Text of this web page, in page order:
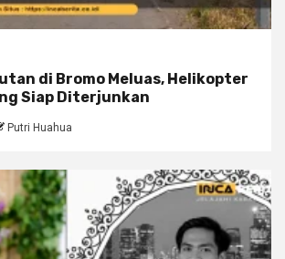
di Bromo Meluas, Helikopter
Siap Diterjunkan
Putri Huahua